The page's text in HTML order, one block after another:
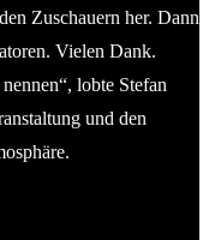
Zuschauern her. Dann
Vielen Dank.
lobte Stefan
und den